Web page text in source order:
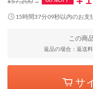
15時間37分09秒以内のお支
この商
返品の場合：返送
サ